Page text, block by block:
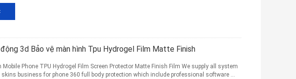
3d Bảo vệ màn hình Tpu Hydrogel Film Matte Finish
Mobile Phone TPU Hydrogel Film Screen Protector Matte Finish Film We supply all system
business for phone 360 full body protection which include professional software ...